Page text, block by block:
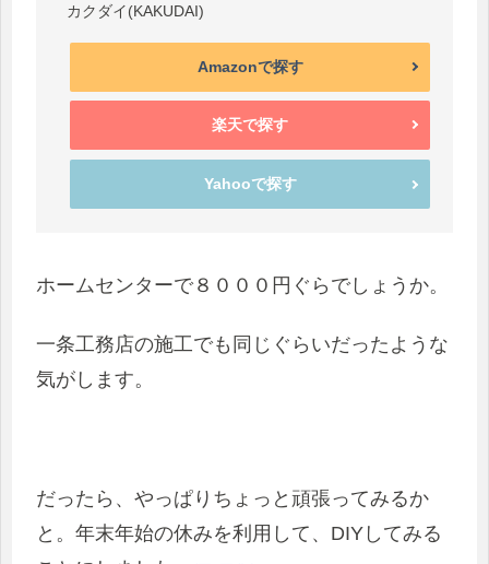
カクダイ(KAKUDAI)
Amazonで探す
楽天で探す
Yahooで探す
ホームセンターで８０００円ぐらでしょうか。
一条工務店の施工でも同じぐらいだったような
気がします。
だったら、やっぱりちょっと頑張ってみるか
と。年末年始の休みを利用して、DIYしてみる